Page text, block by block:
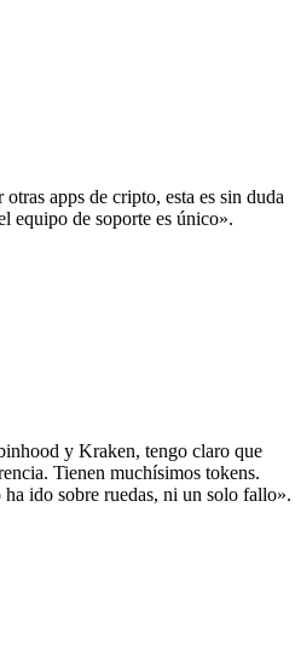
apps de cripto, esta es sin duda
equipo de soporte es único».
y Kraken, tengo claro que
Tienen muchísimos tokens.
ido sobre ruedas, ni un solo fallo».